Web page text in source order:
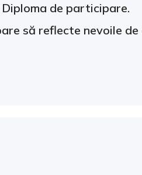
de participare.
să reflecte nevoile